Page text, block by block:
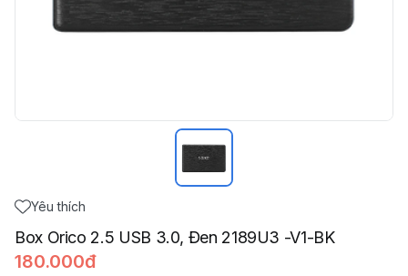
Yêu thích
Box Orico 2.5 USB 3.0, Đen 2189U3 -V1-BK
180.000đ